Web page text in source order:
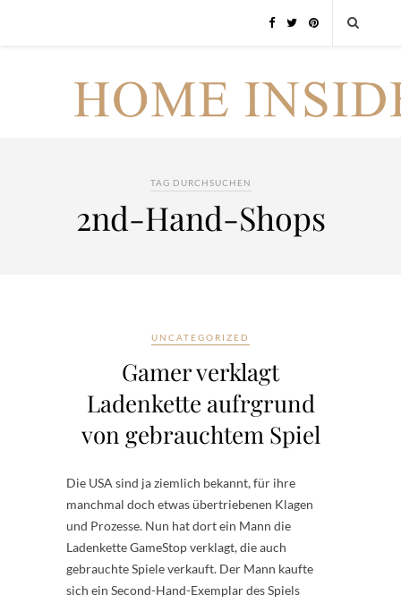
TAG DURCHSUCHEN
2nd-Hand-Shops
UNCATEGORIZED
Gamer verklagt
Ladenkette aufrgrund
von gebrauchtem Spiel
Die USA sind ja ziemlich bekannt, für ihre
manchmal doch etwas übertriebenen Klagen
und Prozesse. Nun hat dort ein Mann die
Ladenkette GameStop verklagt, die auch
gebrauchte Spiele verkauft. Der Mann kaufte
sich ein Second-Hand-Exemplar des Spiels